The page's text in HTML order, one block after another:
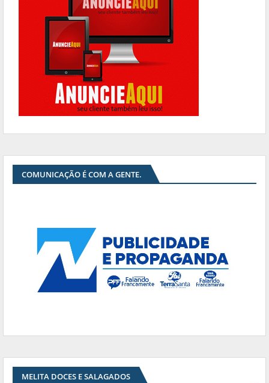
COMUNICAÇÃO É COM A GENTE.
MELITA DOCES E SALAGADOS